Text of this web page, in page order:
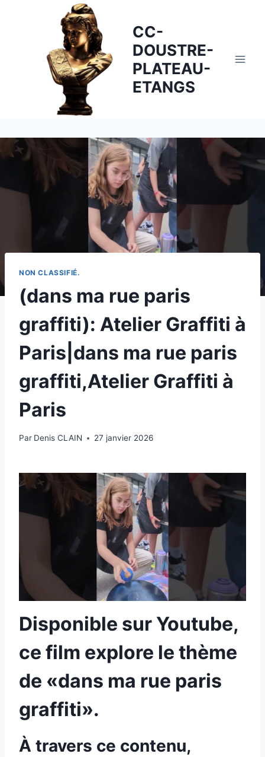
CC-
DOUSTRE-
PLATEAU-
ETANGS
NON CLASSIFIÉ.
(dans ma rue paris
graffiti): Atelier Graffiti à
Paris|dans ma rue paris
graffiti,Atelier Graffiti à
Paris
Par Denis CLAIN 27 janvier 2026
Disponible sur Youtube,
ce film explore le thème
de «dans ma rue paris
graffiti».
À travers ce contenu,